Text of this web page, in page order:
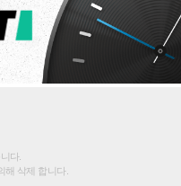
다.
해 삭제 합니다.